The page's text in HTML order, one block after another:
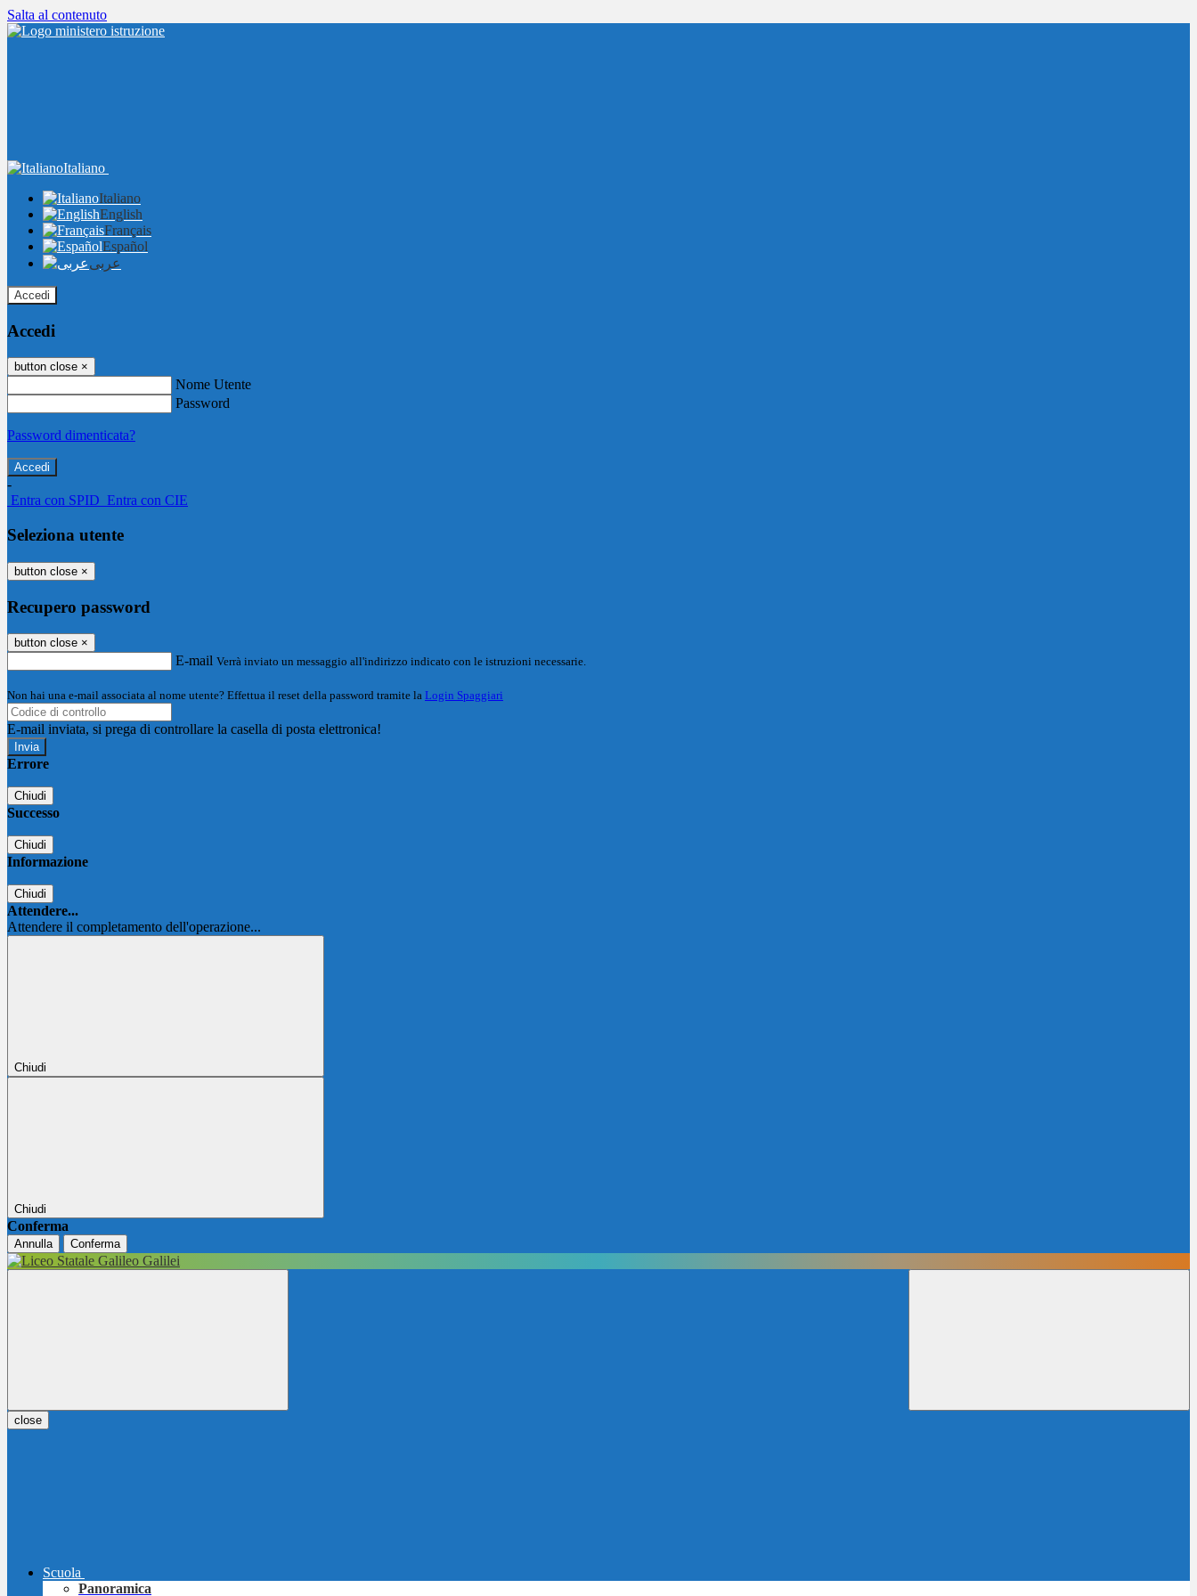
Salta al contenuto
Italiano
Italiano
English
Français
Español
عربى
Accedi
Accedi
button close ×
Nome Utente
Password
Password dimenticata?
-
Entra con SPID Entra con CIE
Seleziona utente
button close ×
Recupero password
button close ×
E-mail Verrà inviato un messaggio all'indirizzo indicato con le istruzioni necessarie.
Non hai una e-mail associata al nome utente? Effettua il reset della password tramite la Login Spaggiari
E-mail inviata, si prega di controllare la casella di posta elettronica!
Errore
Chiudi
Successo
Chiudi
Informazione
Chiudi
Attendere...
Attendere il completamento dell'operazione...
Chiudi
Chiudi
Conferma
Annulla Conferma
close
Scuola
Panoramica